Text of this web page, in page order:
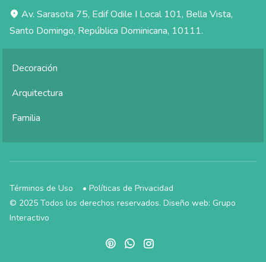
Av. Sarasota 75, Edif Odile I Local 101, Bella Vista,
Santo Domingo, República Dominicana, 10111.
Decoración
Arquitectura
Familia
Términos de Uso • Políticas de Privacidad
© 2025 Todos los derechos reservados. Diseño web: Grupo
Interactivo